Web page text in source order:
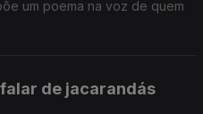
um poema na voz de quem
de jacarandás